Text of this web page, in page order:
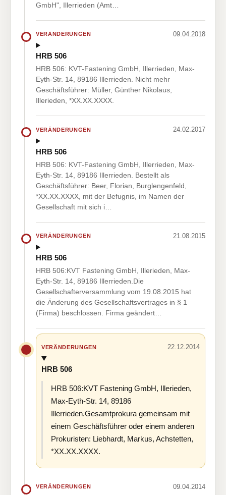
GmbH", Illerrieden (Amt…
VERÄNDERUNGEN 09.04.2018
HRB 506
HRB 506: KVT-Fastening GmbH, Illerrieden, Max-
Eyth-Str. 14, 89186 Illerrieden. Nicht mehr
Geschäftsführer: Müller, Günther Nikolaus,
Illerieden, *XX.XX.XXXX.
VERÄNDERUNGEN 24.02.2017
HRB 506
HRB 506: KVT-Fastening GmbH, Illerrieden, Max-
Eyth-Str. 14, 89186 Illerrieden. Bestellt als
Geschäftsführer: Beer, Florian, Burglengenfeld,
*XX.XX.XXXX, mit der Befugnis, im Namen der
Gesellschaft mit sich i…
VERÄNDERUNGEN 21.08.2015
HRB 506
HRB 506:KVT Fastening GmbH, Illerieden, Max-
Eyth-Str. 14, 89186 Illerrieden.Die
Gesellschafterversammlung vom 19.08.2015 hat
die Änderung des Gesellschaftsvertrages in § 1
(Firma) beschlossen. Firma geändert…
VERÄNDERUNGEN 22.12.2014
HRB 506
HRB 506:KVT Fastening GmbH, Illerieden,
Max-Eyth-Str. 14, 89186
Illerrieden.Gesamtprokura gemeinsam mit
einem Geschäftsführer oder einem anderen
Prokuristen: Liebhardt, Markus, Achstetten,
*XX.XX.XXXX.
VERÄNDERUNGEN 09.04.2014